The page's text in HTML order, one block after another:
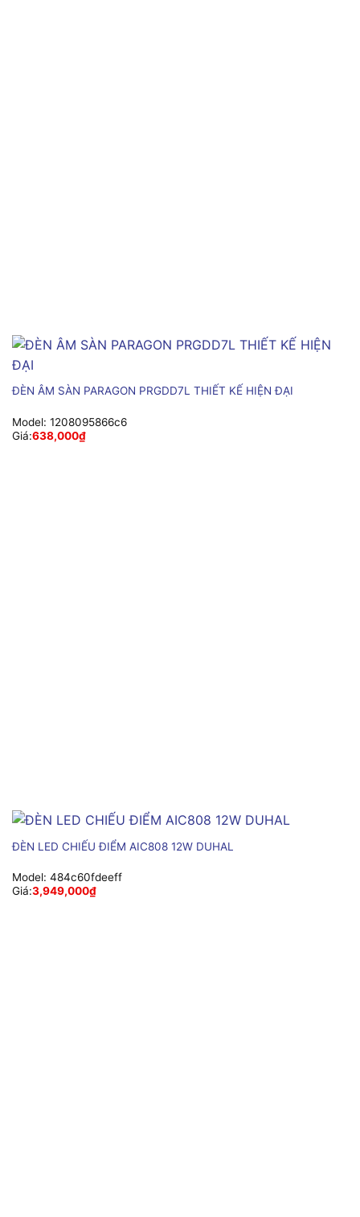
ĐÈN ÂM SÀN PARAGON PRGDD7L THIẾT KẾ HIỆN ĐẠI
Model: 1208095866c6
Giá:638,000₫
ĐÈN LED CHIẾU ĐIỂM AIC808 12W DUHAL
Model: 484c60fdeeff
Giá:3,949,000₫